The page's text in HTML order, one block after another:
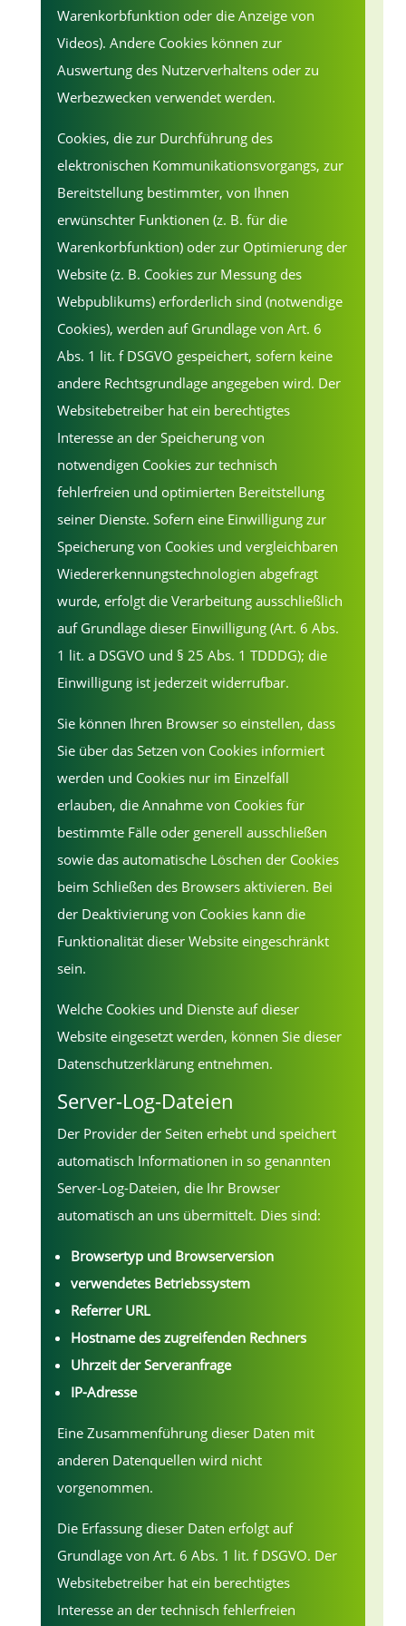
Warenkorbfunktion oder die Anzeige von
Videos). Andere Cookies können zur
Auswertung des Nutzerverhaltens oder zu
Werbezwecken verwendet werden.
Cookies, die zur Durchführung des
elektronischen Kommunikationsvorgangs, zur
Bereitstellung bestimmter, von Ihnen
erwünschter Funktionen (z. B. für die
Warenkorbfunktion) oder zur Optimierung der
Website (z. B. Cookies zur Messung des
Webpublikums) erforderlich sind (notwendige
Cookies), werden auf Grundlage von Art. 6
Abs. 1 lit. f DSGVO gespeichert, sofern keine
andere Rechtsgrundlage angegeben wird. Der
Websitebetreiber hat ein berechtigtes
Interesse an der Speicherung von
notwendigen Cookies zur technisch
fehlerfreien und optimierten Bereitstellung
seiner Dienste. Sofern eine Einwilligung zur
Speicherung von Cookies und vergleichbaren
Wiedererkennungstechnologien abgefragt
wurde, erfolgt die Verarbeitung ausschließlich
auf Grundlage dieser Einwilligung (Art. 6 Abs.
1 lit. a DSGVO und § 25 Abs. 1 TDDDG); die
Einwilligung ist jederzeit widerrufbar.
Sie können Ihren Browser so einstellen, dass
Sie über das Setzen von Cookies informiert
werden und Cookies nur im Einzelfall
erlauben, die Annahme von Cookies für
bestimmte Fälle oder generell ausschließen
sowie das automatische Löschen der Cookies
beim Schließen des Browsers aktivieren. Bei
der Deaktivierung von Cookies kann die
Funktionalität dieser Website eingeschränkt
sein.
Welche Cookies und Dienste auf dieser
Website eingesetzt werden, können Sie dieser
Datenschutzerklärung entnehmen.
Server-Log-Dateien
Der Provider der Seiten erhebt und speichert
automatisch Informationen in so genannten
Server-Log-Dateien, die Ihr Browser
automatisch an uns übermittelt. Dies sind:
Browsertyp und Browserversion
verwendetes Betriebssystem
Referrer URL
Hostname des zugreifenden Rechners
Uhrzeit der Serveranfrage
IP-Adresse
Eine Zusammenführung dieser Daten mit
anderen Datenquellen wird nicht
vorgenommen.
Die Erfassung dieser Daten erfolgt auf
Grundlage von Art. 6 Abs. 1 lit. f DSGVO. Der
Websitebetreiber hat ein berechtigtes
Interesse an der technisch fehlerfreien